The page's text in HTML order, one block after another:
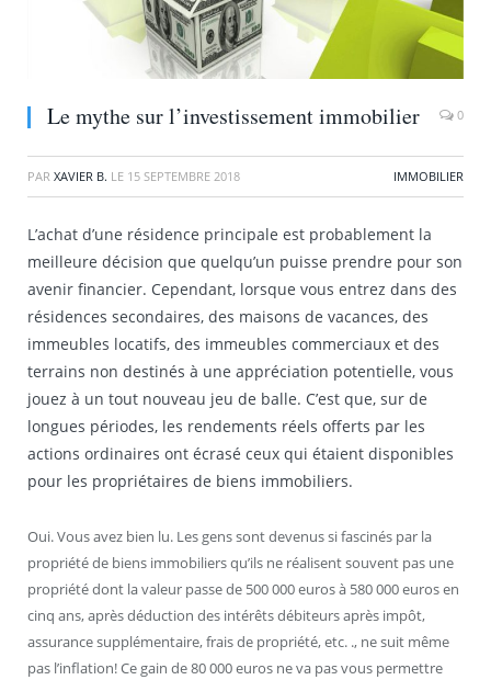
Le mythe sur l’investissement immobilier 0
PAR XAVIER B. LE 15 SEPTEMBRE 2018 IMMOBILIER
L’achat d’une résidence principale est probablement la
meilleure décision que quelqu’un puisse prendre pour son
avenir financier. Cependant, lorsque vous entrez dans des
résidences secondaires, des maisons de vacances, des
immeubles locatifs, des immeubles commerciaux et des
terrains non destinés à une appréciation potentielle, vous
jouez à un tout nouveau jeu de balle. C’est que, sur de
longues périodes, les rendements réels offerts par les
actions ordinaires ont écrasé ceux qui étaient disponibles
pour les propriétaires de biens immobiliers.
Oui. Vous avez bien lu. Les gens sont devenus si fascinés par la
propriété de biens immobiliers qu’ils ne réalisent souvent pas une
propriété dont la valeur passe de 500 000 euros à 580 000 euros en
cinq ans, après déduction des intérêts débiteurs après impôt,
assurance supplémentaire, frais de propriété, etc. ., ne suit même
pas l’inflation! Ce gain de 80 000 euros ne va pas vous permettre